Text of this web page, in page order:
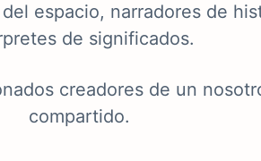
espacio, narradores de
de significados.
creadores de un
compartido.